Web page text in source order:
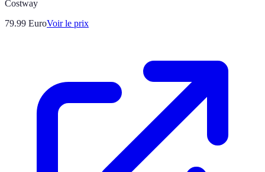
Costway
79.99 EuroVoir le prix